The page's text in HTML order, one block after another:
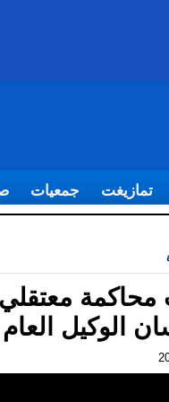
تمازيغت جمعيات
محاكمة
الوكيل